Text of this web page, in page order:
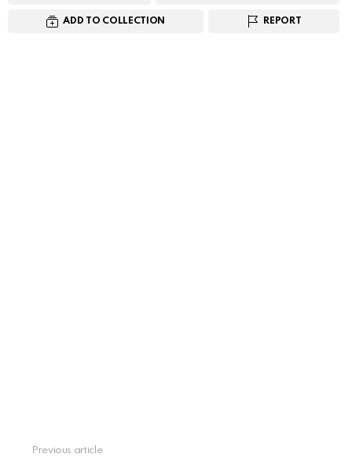
ADD TO COLLECTION REPORT
Previous article